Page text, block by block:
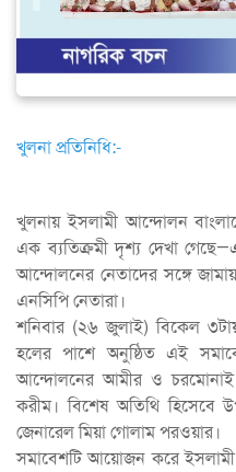
খুলনা প্রতিনিধি:-
খুলনায় ইসলামী আন্দোলন
এক ব্যতিক্রমী দৃশ্য দেখা
আন্দোলনের নেতাদের সঙ্গে
এনসিপি নেতারা।
শনিবার (২৬ জুলাই) বিকেল
হলের পাশে অনুষ্ঠিত এই
আন্দোলনের আমীর ও চরমোনাই
করীম। বিশেষ অতিথি হিসেবে
জেনারেল মিয়া গোলাম পরওয়ার।
সমাবেশটি আয়োজন করে